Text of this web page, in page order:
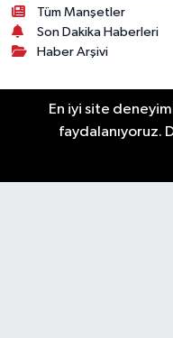
Tüm Manşetler
Son Dakika Haberleri
Haber Arşivi
Künye Ekonomi
Sonsöz Özel
En iyi site
faydalanıyoruz.